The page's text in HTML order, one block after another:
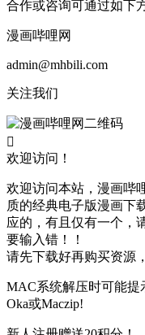
合作或咨询可通过如下
漫画哔哩网
admin@mhbili.com
关注我们

欢迎访问！
欢迎访问本站，漫画哔
质的经典电子版漫画下
应的，有且仅有一个，
要输入错！！
请先下载好再购买资源
MAC系统解压时可能提
Oka或Maczip!